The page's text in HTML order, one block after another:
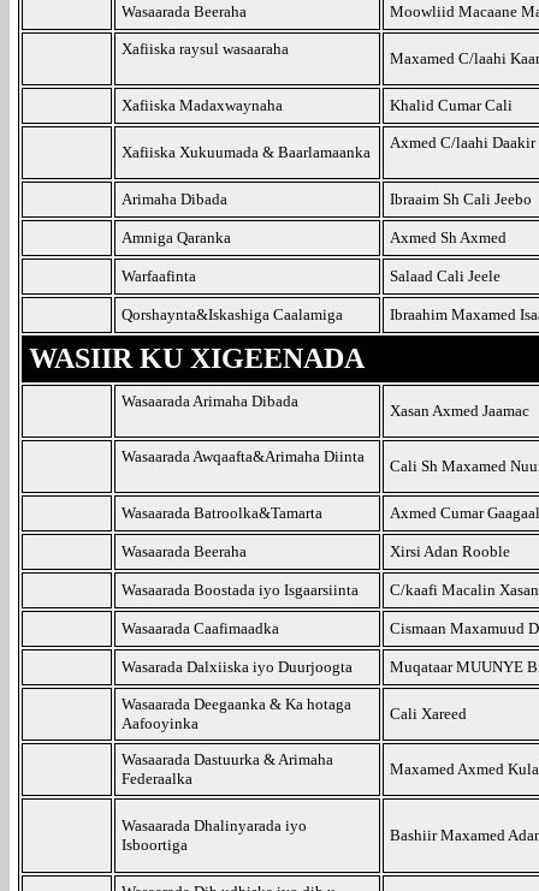
Wasaarada Beeraha Moowliid Macaane
Xafiiska raysul wasaaraha
Maxamed C/laahi
Xafiiska Madaxwaynaha Khalid Cumar Cali
Xafiiska Xukuumada & Baarlamaanka
Axmed C/laahi Daakir
Arimaha Dibada Ibraaim Sh Cali Jeebo
Amniga Qaranka Axmed Sh Axmed
Warfaafinta Salaad Cali Jeele
Qorshaynta&Iskashiga Caalamiga Ibraahim Maxamed
WASIIR KU XIGEENADA
Wasaarada Arimaha Dibada
Xasan Axmed Jaamac
Wasaarada Awqaafta&Arimaha Diinta
Cali Sh Maxamed
Wasaarada Batroolka&Tamarta Axmed Cumar
Wasaarada Beeraha Xirsi Adan Rooble
Wasaarada Boostada iyo Isgaarsiinta C/kaafi Macalin Xasan
Wasaarada Caafimaadka Cismaan Maxamuud
Wasarada Dalxiiska iyo Duurjoogta Muqataar MUUNYE
Wasaarada Deegaanka & Ka hotaga
Aafooyinka
Cali Xareed
Wasaarada Dastuurka & Arimaha
Federaalka
Maxamed Axmed
Wasaarada Dhalinyarada iyo
Isboortiga
Bashiir Maxamed